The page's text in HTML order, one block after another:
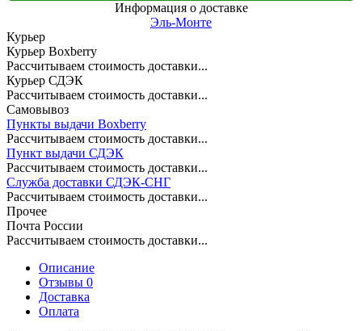
Информация о доставке
Эль-Монте
Курьер
Курьер Boxberry
Рассчитываем стоимость доставки...
Курьер СДЭК
Рассчитываем стоимость доставки...
Самовывоз
Пункты выдачи Boxberry
Рассчитываем стоимость доставки...
Пункт выдачи СДЭК
Рассчитываем стоимость доставки...
Служба доставки СДЭК-СНГ
Рассчитываем стоимость доставки...
Прочее
Почта России
Рассчитываем стоимость доставки...
Описание
Отзывы 0
Доставка
Оплата